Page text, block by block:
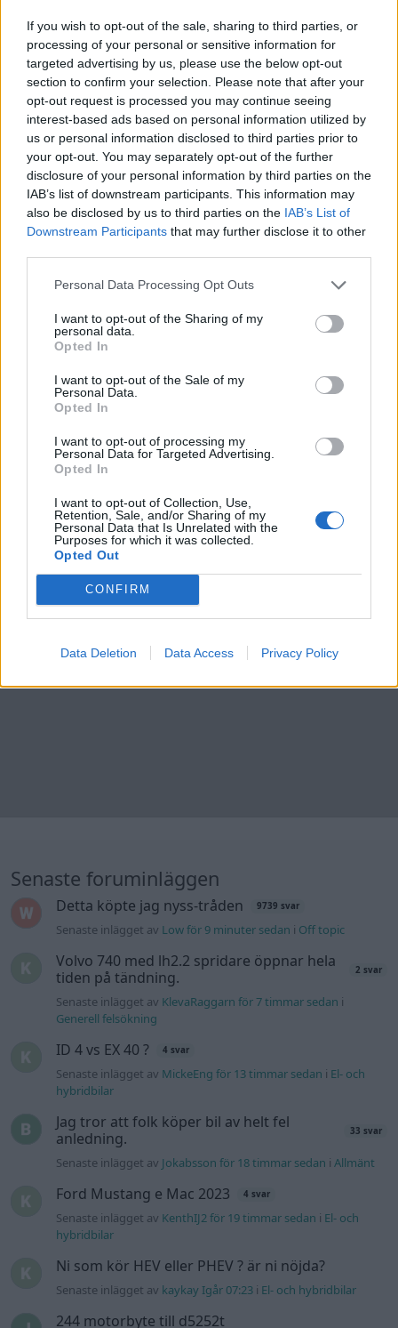
If you wish to opt-out of the sale, sharing to third parties, or
processing of your personal or sensitive information for
targeted advertising by us, please use the below opt-out
section to confirm your selection. Please note that after your
opt-out request is processed you may continue seeing
interest-based ads based on personal information utilized by
us or personal information disclosed to third parties prior to
your opt-out. You may separately opt-out of the further
disclosure of your personal information by third parties on the
IAB’s list of downstream participants. This information may
also be disclosed by us to third parties on the IAB’s List of
Downstream Participants that may further disclose it to other
Personal Data Processing Opt Outs
I want to opt-out of the Sharing of my
personal data.
Opted In
I want to opt-out of the Sale of my
Personal Data.
Opted In
I want to opt-out of processing my
Personal Data for Targeted Advertising.
Opted In
I want to opt-out of Collection, Use,
Retention, Sale, and/or Sharing of my
Personal Data that Is Unrelated with the
Purposes for which it was collected.
Opted Out
CONFIRM
Data Deletion Data Access Privacy Policy
13
18 4
BMW M5"Eisenmann"(2006)
Alle_
22 419 visningar 123 kommentarer
93
1 sept. 14
Ford Mustang Turbo"9sec
gatbil"(1965)
Christian85
20
johssi
20 3
Evikman
Detta köpte jag nyss-tråden 9739 svar
Senaste inlägget avLow för 9 minuter sedaniOff topic
Jag tror att folk köper bil av helt fel
Senaste inlägget av Jokabsson för 18 timmar sedan
Senaste inlägget avKenthIJ2 för 19 timmar sedan
El- och
hybridbilar
Ni som kör HEV eller PHEV ? är ni nöjda?
Senaste inlägget av kaykay Igår 07:23
244 motorbyte till d5252t
Senaste inlägget av
(Avancerad)
Passat -13 2.0tdi DSG Växellåda bråkar
Senaste inlägget avThe-GOAT torsdag 20:54
felsökning
Man man ha mindre ström till
Motorvärmare?
Senaste inlägget av BilFixare torsdag 14:37 iEl- och hybridbilar
Inget bromstryck efter byte av bromsok